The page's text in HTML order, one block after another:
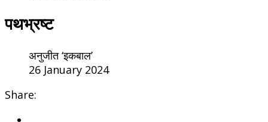
पथभ्रष्ट
अनुजीत ‘इकबाल’
26 January 2024
Share: